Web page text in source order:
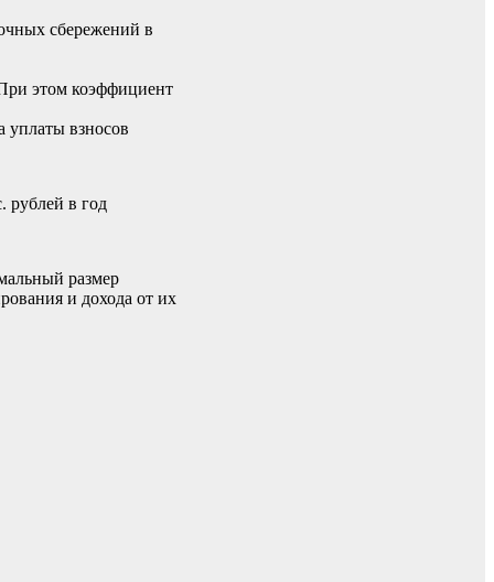
сбережений в
этом коэффициент
уплаты взносов
рублей в год
размер
и дохода от их